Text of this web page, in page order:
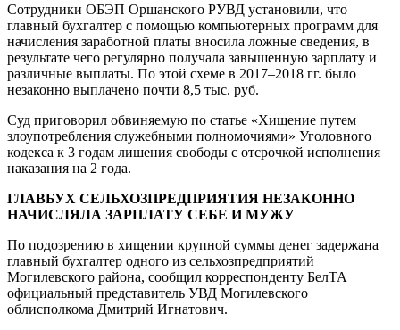
Сотрудники ОБЭП Оршанского РУВД установили, что
главный бухгалтер с помощью компьютерных программ для
начисления заработной платы вносила ложные сведения, в
результате чего регулярно получала завышенную зарплату и
различные выплаты. По этой схеме в 2017–2018 гг. было
незаконно выплачено почти 8,5 тыс. руб.
Суд приговорил обвиняемую по статье «Хищение путем
злоупотребления служебными полномочиями» Уголовного
кодекса к 3 годам лишения свободы с отсрочкой исполнения
наказания на 2 года.
ГЛАВБУХ СЕЛЬХОЗПРЕДПРИЯТИЯ НЕЗАКОННО
НАЧИСЛЯЛА ЗАРПЛАТУ СЕБЕ И МУЖУ
По подозрению в хищении крупной суммы денег задержана
главный бухгалтер одного из сельхозпредприятий
Могилевского района, сообщил корреспонденту БелТА
официальный представитель УВД Могилевского
облисполкома Дмитрий Игнатович.